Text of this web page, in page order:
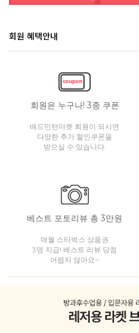
회원 혜택안내
회원은 누구나! 3종 쿠폰
배드민턴마켓 회원이 되시면
다양한 추가 할인쿠폰을
받으실 수 있습니다.
베스트 포토리뷰 총 3만원
매월 스타벅스 상품권
3명 지급! 베스트 리뷰 당첨
어렵지 않아요~